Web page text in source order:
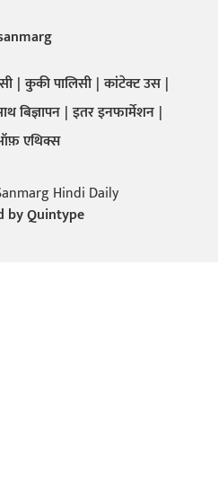
कुकी पालिसी कांटेक्ट उस
बिज्ञापन इतर इनफार्मेशन
एथिक्स
Hindi Daily
byQuintype